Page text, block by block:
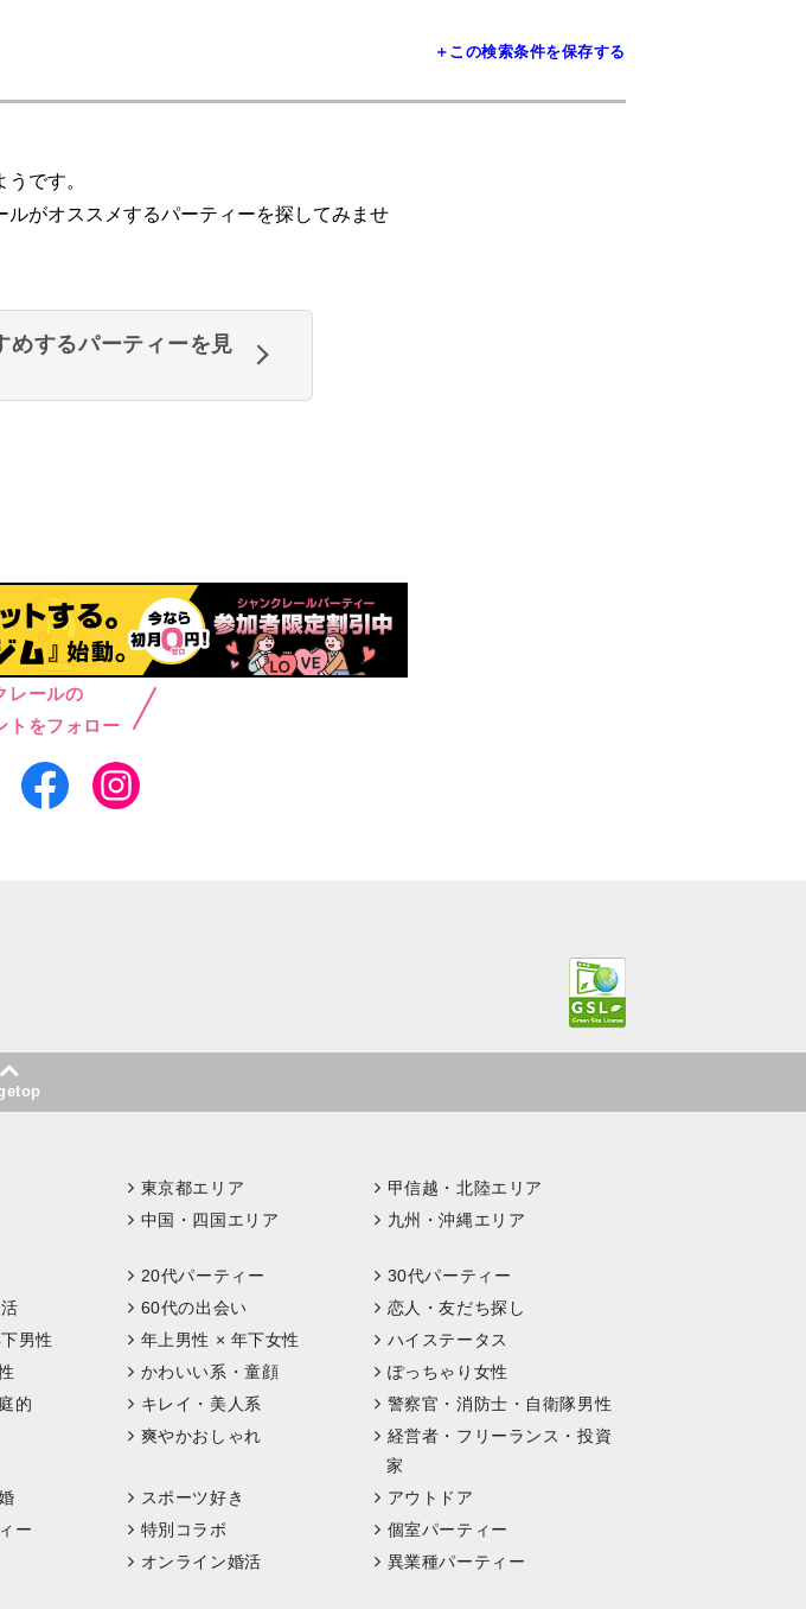
＋この検索条件を保存する
です。
がオススメするパーティーを探してみませ
めするパーティーを見
レールの
トをフォロー
東京都エリア
甲信越・北陸エリア
中国・四国エリア 九州・沖縄エリア
20代パーティー
30代パーティー
60代の出会い
恋人・友だち探し
男性 年上男性 × 年下女性
ハイステータス
かわいい系・童顔
ぽっちゃり女性
的 キレイ・美人系
警察官・消防士・自衛隊男性
爽やかおしゃれ
経営者・フリーランス・投資
家
スポーツ好き
アウトドア
ー 特別コラボ
個室パーティー
オンライン婚活
異業種パーティー